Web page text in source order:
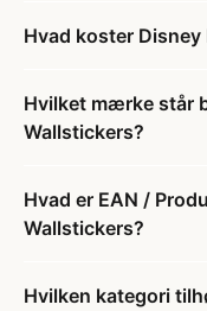
Hvad koster
Hvilket mærke står
Wallstickers?
Hvad er EAN /
Wallstickers?
Hvilken kategori